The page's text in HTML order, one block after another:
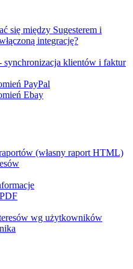
się między Sugesterem i
integrację?
synchronizacja klientów i faktur
PayPal
Ebay
(własny raport HTML)
wg użytkowników